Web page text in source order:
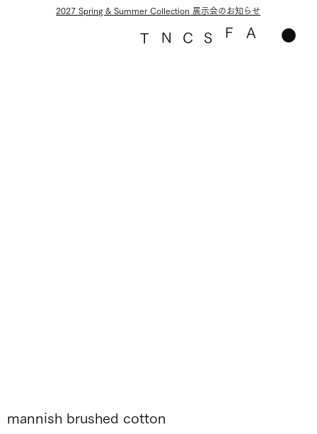
N
T C S F A
2027 Spring & Summer Collection 展示会のお知らせ
mannish brushed cotton